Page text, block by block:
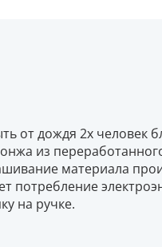
от дождя 2х человек
из
материала
потребление
на ручке.